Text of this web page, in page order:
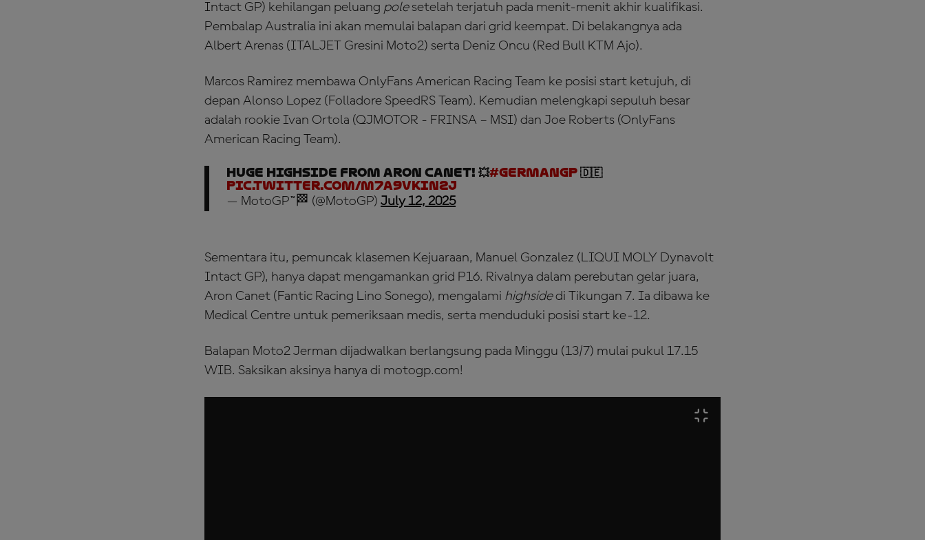
Intact GP) kehilangan peluang polesetelah terjatuh pada menit-menit akhir kualifikasi.
Pembalap Australia ini akan memulai balapan dari grid keempat. Di belakangnya ada
Albert Arenas (ITALJET Gresini Moto2) serta Deniz Oncu (Red Bull KTM Ajo).
Marcos Ramirez membawa OnlyFans American Racing Team ke posisi start ketujuh, di
depan Alonso Lopez (Folladore SpeedRS Team). Kemudian melengkapi sepuluh besar
adalah rookie Ivan Ortola (QJMOTOR - FRINSA – MSI) dan Joe Roberts (OnlyFans
American Racing Team).
HUGE highside from Aron Canet! 💥#GermanGP🇩🇪
pic.twitter.com/m7A9VkiN2j
— MotoGP™🏁 (@MotoGP) July 12, 2025
Sementara itu, pemuncak klasemen Kejuaraan, Manuel Gonzalez (LIQUI MOLY Dynavolt
Intact GP), hanya dapat mengamankan grid P16. Rivalnya dalam perebutan gelar juara,
Aron Canet (Fantic Racing Lino Sonego), mengalami highsidedi Tikungan 7. Ia dibawa ke
Medical Centre untuk pemeriksaan medis, serta menduduki posisi start ke-12.
Balapan Moto2 Jerman dijadwalkan berlangsung pada Minggu (13/7) mulai pukul 17.15
WIB. Saksikan aksinya hanya di motogp.com!